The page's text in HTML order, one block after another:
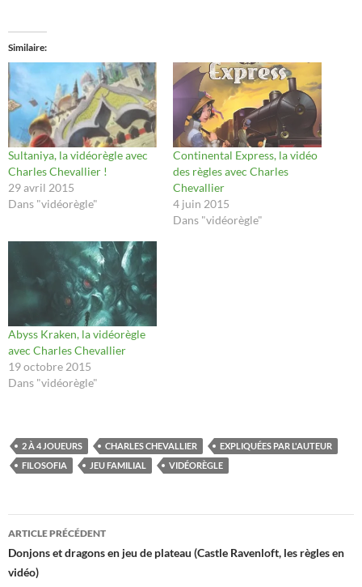
Similaire
Sultaniya, la vidéorègle avec
Charles Chevallier !
29 avril 2015
Dans "vidéorègle"
Continental Express, la vidéo
des règles avec Charles
Chevallier
4 juin 2015
Dans "vidéorègle"
Abyss Kraken, la vidéorègle
avec Charles Chevallier
19 octobre 2015
Dans "vidéorègle"
2 À 4 JOUEURS CHARLES CHEVALLIER
EXPLIQUÉES PAR L'AUTEUR
FILOSOFIA
JEU FAMILIAL VIDÉORÈGLE
Navigation
des
ARTICLE PRÉCÉDENT
Donjons et dragons en jeu de plateau (Castle Ravenloft, les règles en
vidéo)